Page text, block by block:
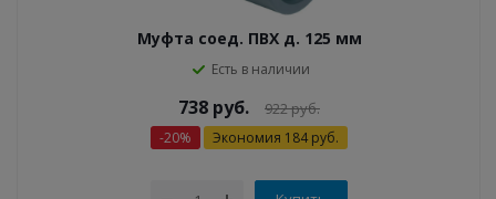
Муфта соед. ПВХ д. 125 мм
Есть в наличии
738 руб. 922руб.
-20% Экономия 184 руб.